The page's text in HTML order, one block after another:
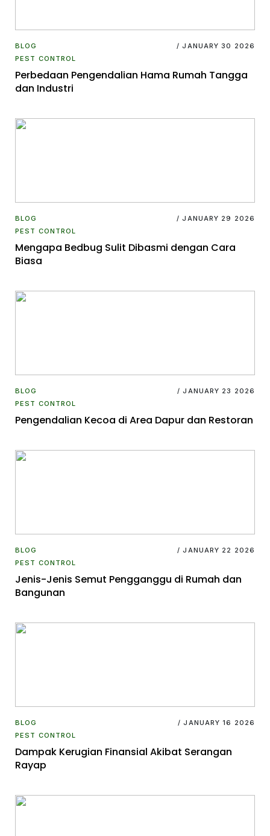
BLOG
PEST CONTROL
/ JANUARY 30 2026
Perbedaan Pengendalian Hama Rumah Tangga
dan Industri
BLOG
PEST CONTROL
/ JANUARY 29 2026
Mengapa Bedbug Sulit Dibasmi dengan Cara
Biasa
BLOG
PEST CONTROL
/ JANUARY 23 2026
Pengendalian Kecoa di Area Dapur dan Restoran
BLOG
PEST CONTROL
/ JANUARY 22 2026
Jenis-Jenis Semut Pengganggu di Rumah dan
Bangunan
BLOG
PEST CONTROL
/ JANUARY 16 2026
Dampak Kerugian Finansial Akibat Serangan
Rayap